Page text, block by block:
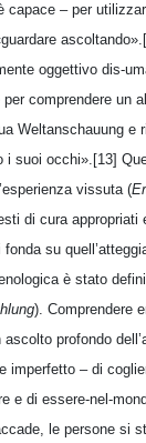
capace – per
oggettivo dis-
comprendere un
Weltanschauung e
i suoi occhi».[13]
vissuta (
di cura appropriati
su
è stato
). Comprendere
profondo
imperfetto – di
e di essere-nel-
le persone si